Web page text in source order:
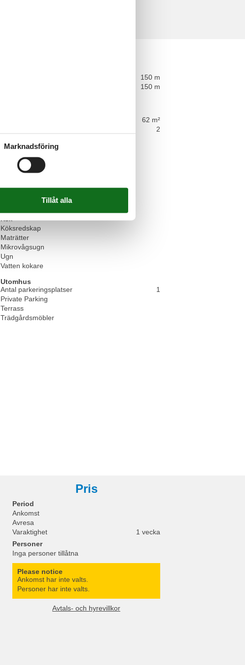
150 m
150 m
62 m²
2
Brödrost
Dishwasher
Freezer
Kök
Köksredskap
Maträtter
Mikrovågsugn
Ugn
Vatten kokare
Utomhus
Antal parkeringsplatser
1
Private Parking
Terrass
Trädgårdsmöbler
Pris
Period
Ankomst
Avresa
Varaktighet
1 vecka
Personer
Inga personer tillåtna
Please notice
Ankomst har inte valts.
Personer har inte valts.
Avtals- och hyrevillkor
Marknadsföring